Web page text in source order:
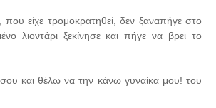
που είχε τρομοκρατηθεί, δεν ξαναπήγε στο
λιοντάρι ξεκίνησε και πήγε να βρει το
και θέλω να την κάνω γυναίκα μου! του